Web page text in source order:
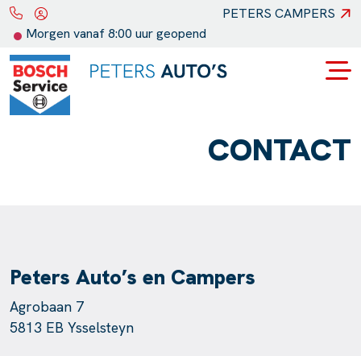
Morgen vanaf 8:00 uur geopend
PETERS CAMPERS
CONTACT
Peters Auto’s en Campers
Agrobaan 7
5813 EB Ysselsteyn